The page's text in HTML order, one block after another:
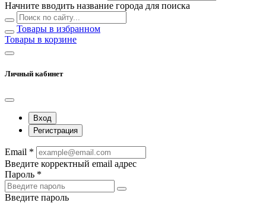
Начните вводить название города для поиска
Товары в избранном
Товары в корзине
Личный кабинет
Вход
Регистрация
Email *
Введите корректный email адрес
Пароль *
Введите пароль